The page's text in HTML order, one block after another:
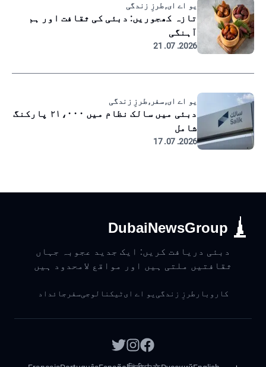
یو اے ای, طرزِ زندگی
تازہ کھجوریں: دبئی کی ثقافت اور ہم
آہنگی
2026. 07. 21
یو اے ای, سفر, طرزِ زندگی
دبئی میں سالک نظام میں ۲۱،۰۰۰ پارکنگ
شامل
2026. 07. 17
DubaiNewsGroup
دبئی دریافت کریں: ایک جدید عجوبہ جہاں
ثقافتیں ملتی ہیں اور مواقع لامحدود ہیں
کاروبار طرزِ زندگی یو اے ایٹیکنالوجیسفر جائداد